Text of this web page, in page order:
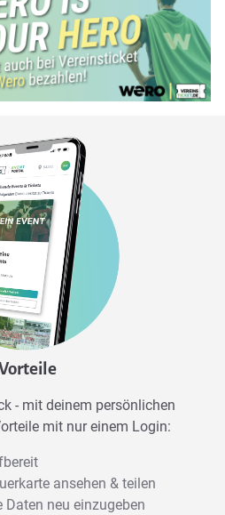
- mit deinem persönlichen
mit nur einem Login:
ansehen & teilen
Daten neu einzugeben